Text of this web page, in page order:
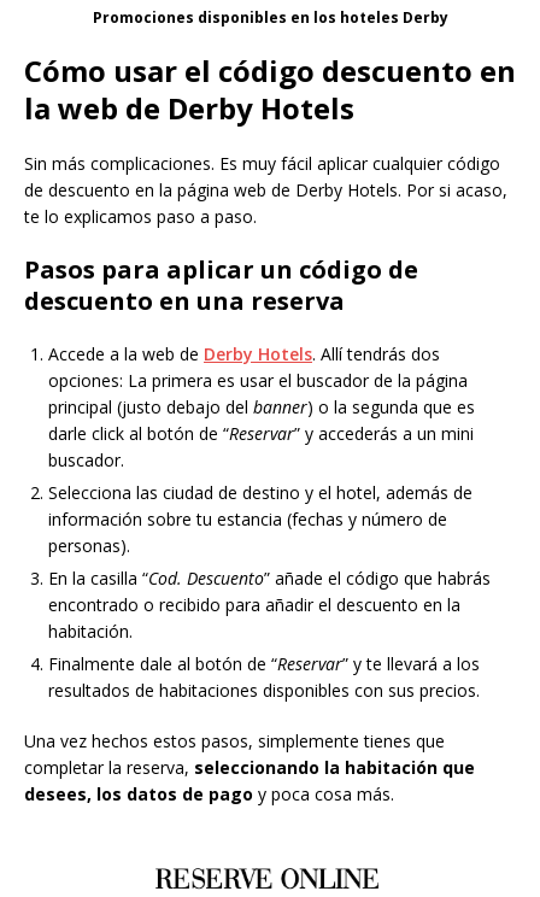
Promociones disponibles en los hoteles Derby
Cómo usar el código descuento en
la web de Derby Hotels
Sin más complicaciones. Es muy fácil aplicar cualquier código
de descuento en la página web de Derby Hotels. Por si acaso,
te lo explicamos paso a paso.
Pasos para aplicar un código de
descuento en una reserva
Accede a la web de Derby Hotels. Allí tendrás dos
opciones: La primera es usar el buscador de la página
principal (justo debajo del banner) o la segunda que es
darle click al botón de “Reservar” y accederás a un mini
buscador.
Selecciona las ciudad de destino y el hotel, además de
información sobre tu estancia (fechas y número de
personas).
En la casilla “Cod. Descuento” añade el código que habrás
encontrado o recibido para añadir el descuento en la
habitación.
Finalmente dale al botón de “Reservar” y te llevará a los
resultados de habitaciones disponibles con sus precios.
Una vez hechos estos pasos, simplemente tienes que
completar la reserva, seleccionando la habitación que
desees, los datos de pago y poca cosa más.